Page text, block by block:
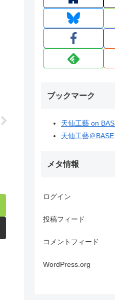
ブックマーク
天仙工藝 on
天仙工藝＠BASE
メタ情報
ログイン
投稿フィード
コメントフィード
WordPress.org